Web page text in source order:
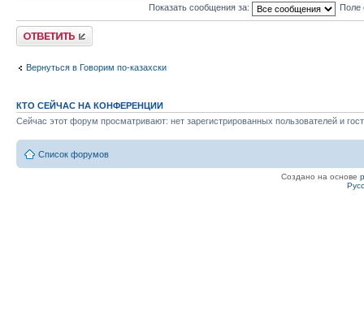
Показать сообщения за: Поле
Ответить
Вернуться в Говорим по-казахски
КТО СЕЙЧАС НА КОНФЕРЕНЦИИ
Сейчас этот форум просматривают: нет зарегистрированных пользователей и
Список форумов
Создано на основе